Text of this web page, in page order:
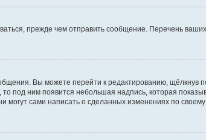
прежде чем отправить сообщение. Перечень
Вы можете перейти к редактированию, щёлкнув
под ним появится небольшая надпись, которая
сами написать о сделанных изменениях по